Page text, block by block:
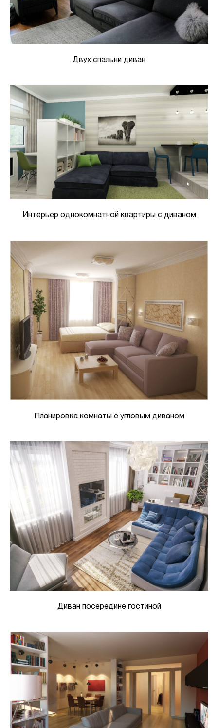
Двух спальни диван
Интерьер однокомнатной квартиры с диваном
Планировка комнаты с угловым диваном
Диван посередине гостиной